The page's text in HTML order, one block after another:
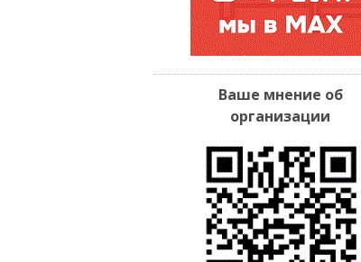
Ваше мнение об
организации